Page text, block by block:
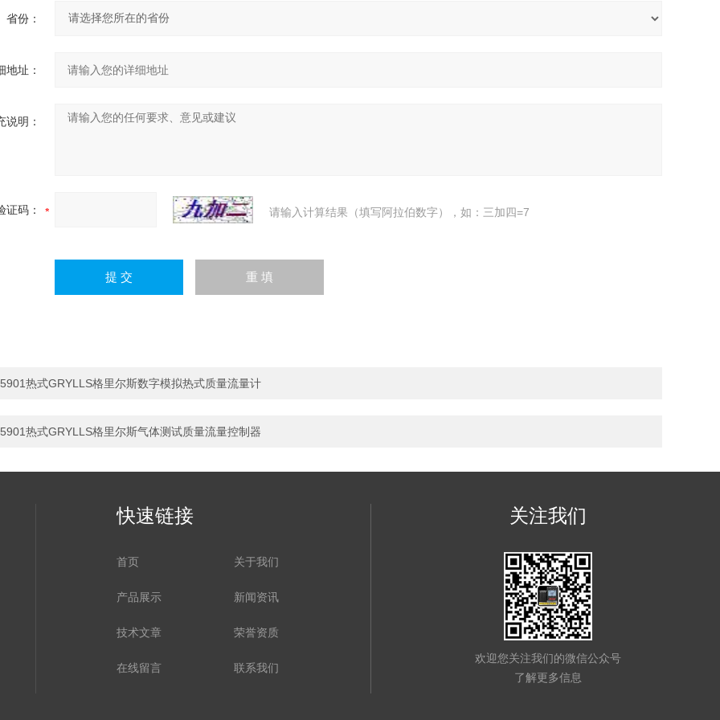
省份：
地址：
说明：
证码： 请输入计算结果（填写阿拉伯数字），如：三加四=7
5901热式GRYLLS格里尔斯数字模拟热式质量流量计
5901热式GRYLLS格里尔斯气体测试质量流量控制器
快速链接
首页 关于我们
产品展示 新闻资讯
技术文章 荣誉资质
在线留言 联系我们
关注我们
欢迎您关注我们的微信公众号
了解更多信息